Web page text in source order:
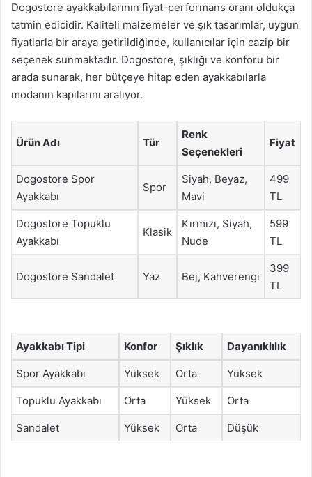
Dogostore ayakkabılarının fiyat-performans oranı oldukça
tatmin edicidir. Kaliteli malzemeler ve şık tasarımlar, uygun
fiyatlarla bir araya getirildiğinde, kullanıcılar için cazip bir
seçenek sunmaktadır. Dogostore, şıklığı ve konforu bir
arada sunarak, her bütçeye hitap eden ayakkabılarla
modanın kapılarını aralıyor.
Ürün Adı Tür
Renk
Seçenekleri
Fiyat
Dogostore Spor
Ayakkabı
Spor
Siyah, Beyaz,
Mavi
499
TL
Dogostore Topuklu
Ayakkabı
Klasik
Kırmızı, Siyah,
Nude
599
TL
Dogostore Sandalet Yaz Bej, Kahverengi
399
TL
Ayakkabı Tipi Konfor Şıklık Dayanıklılık
Spor Ayakkabı Yüksek Orta Yüksek
Topuklu Ayakkabı Orta Yüksek Orta
Sandalet Yüksek Orta Düşük